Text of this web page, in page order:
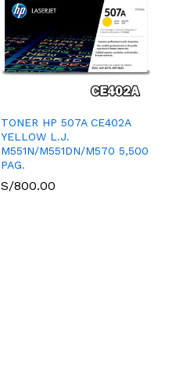
TONER HP 507A CE402A
YELLOW L.J.
M551N/M551DN/M570 5,500
PAG.
S/800.00